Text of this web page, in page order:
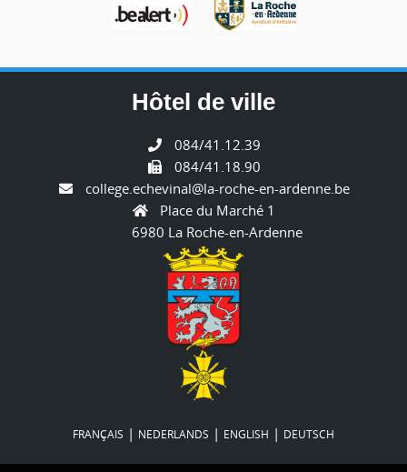
Hôtel de ville
084/41.12.39
084/41.18.90
college.echevinal@la-roche-en-ardenne.be
Place du Marché 1
6980 La Roche-en-Ardenne
FRANÇAIS | NEDERLANDS | ENGLISH | DEUTSCH